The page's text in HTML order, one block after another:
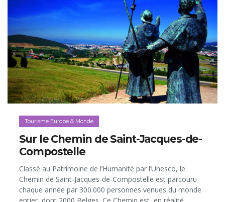
Tourisme Europe & Monde
Sur le Chemin de Saint-Jacques-de-
Compostelle
Classé au Patrimoine de l’Humanité par l’Unesco, le
Chemin de Saint-Jacques-de-Compostelle est parcouru
chaque année par 300.000 personnes venues du monde
entier, dont 2000 Belges. Ce Chemin est, en réalité,